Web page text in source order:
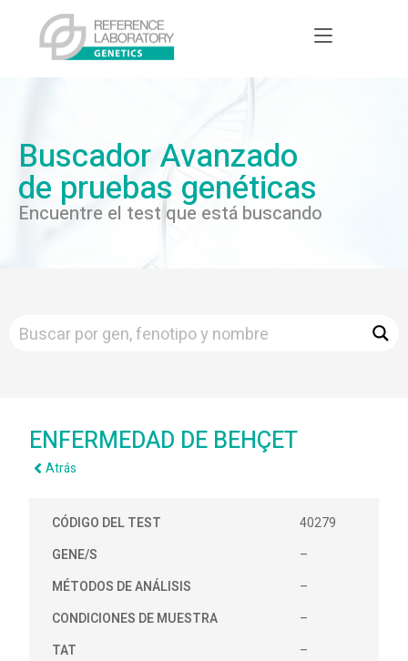
Buscador Avanzado
de pruebas genéticas
Encuentre el test que está buscando
ENFERMEDAD DE BEHÇET
Atrás
CÓDIGO DEL TEST
40279
GENE/S
–
MÉTODOS DE ANÁLISIS
–
CONDICIONES DE MUESTRA
–
TAT
–